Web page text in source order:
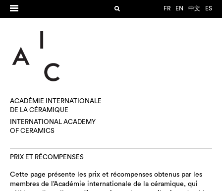
FR EN 中文 ES
ACADÉMIE INTERNATIONALE
DE LA CÉRAMIQUE
INTERNATIONAL ACADEMY
OF CERAMICS
PRIX ET RÉCOMPENSES
Cette page présente les prix et récompenses obtenus par les
membres de l’Académie internationale de la céramique, qui